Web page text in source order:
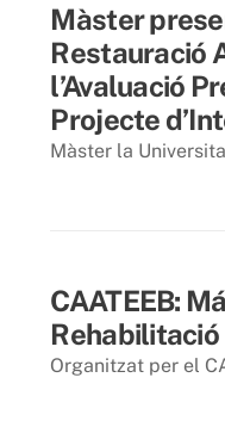
Màster
Restauració
l’Avaluació
Projecte
Màster la
CAATEEB:
Rehabilitació
Organitzat per el